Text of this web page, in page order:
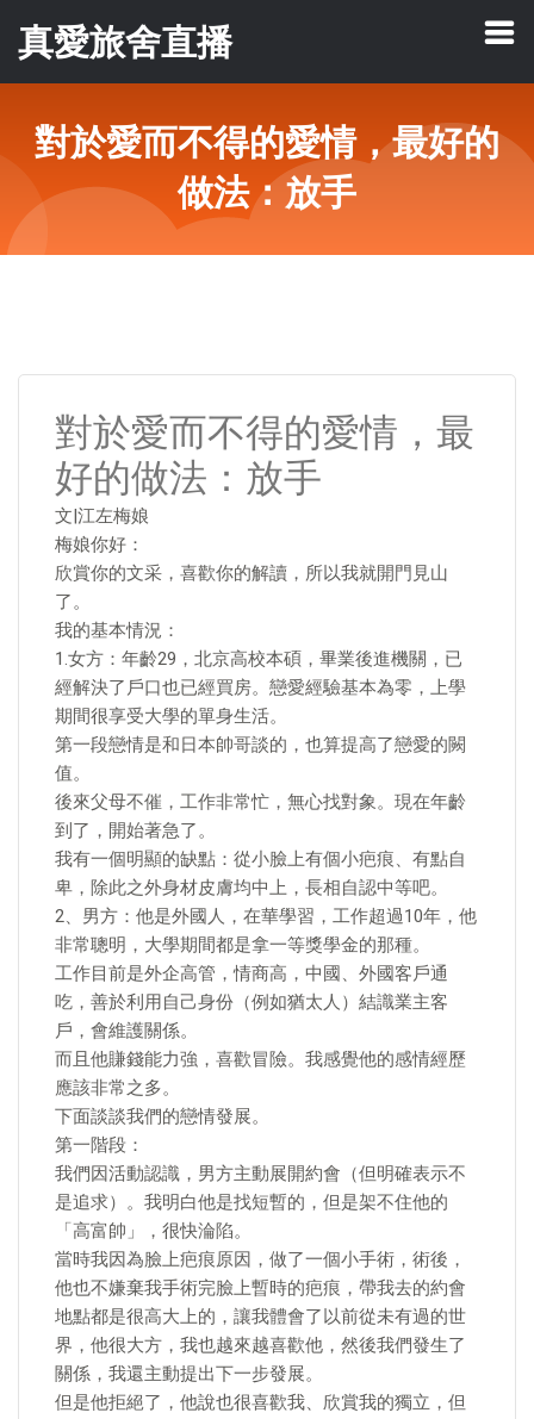
真愛旅舍直播
對於愛而不得的愛情，最好的
做法：放手
對於愛而不得的愛情，最
好的做法：放手
文|江左梅娘
梅娘你好：
欣賞你的文采，喜歡你的解讀，所以我就開門見山
了。
我的基本情況：
1.女方：年齡29，北京高校本碩，畢業後進機關，已
經解決了戶口也已經買房。戀愛經驗基本為零，上學
期間很享受大學的單身生活。
第一段戀情是和日本帥哥談的，也算提高了戀愛的闕
值。
後來父母不催，工作非常忙，無心找對象。現在年齡
到了，開始著急了。
我有一個明顯的缺點：從小臉上有個小疤痕、有點自
卑，除此之外身材皮膚均中上，長相自認中等吧。
2、男方：他是外國人，在華學習，工作超過10年，他
非常聰明，大學期間都是拿一等獎學金的那種。
工作目前是外企高管，情商高，中國、外國客戶通
吃，善於利用自己身份（例如猶太人）結識業主客
戶，會維護關係。
而且他賺錢能力強，喜歡冒險。我感覺他的感情經歷
應該非常之多。
下面談談我們的戀情發展。
第一階段：
我們因活動認識，男方主動展開約會（但明確表示不
是追求）。我明白他是找短暫的，但是架不住他的
「高富帥」，很快淪陷。
當時我因為臉上疤痕原因，做了一個小手術，術後，
他也不嫌棄我手術完臉上暫時的疤痕，帶我去的約會
地點都是很高大上的，讓我體會了以前從未有過的世
界，他很大方，我也越來越喜歡他，然後我們發生了
關係，我還主動提出下一步發展。
但是他拒絕了，他說也很喜歡我、欣賞我的獨立，但